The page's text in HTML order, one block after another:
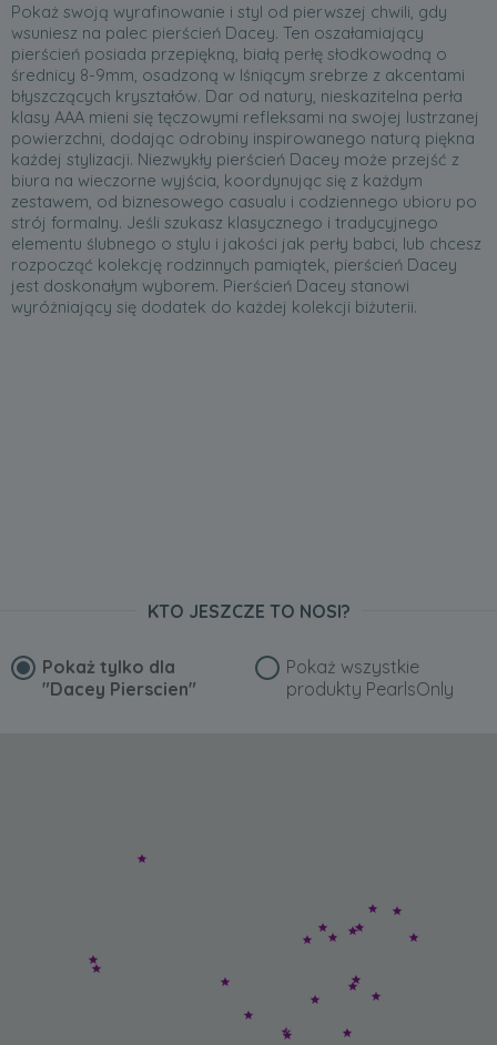
Pokaż swoją wyrafinowanie i styl od pierwszej chwili, gdy
wsuniesz na palec pierścień Dacey. Ten oszałamiający
pierścień posiada przepiękną, białą perłę słodkowodną o
średnicy 8-9mm, osadzoną w lśniącym srebrze z akcentami
błyszczących kryształów. Dar od natury, nieskazitelna perła
klasy AAA mieni się tęczowymi refleksami na swojej lustrzanej
powierzchni, dodając odrobiny inspirowanego naturą piękna
każdej stylizacji. Niezwykły pierścień Dacey może przejść z
biura na wieczorne wyjścia, koordynując się z każdym
zestawem, od biznesowego casualu i codziennego ubioru po
strój formalny. Jeśli szukasz klasycznego i tradycyjnego
elementu ślubnego o stylu i jakości jak perły babci, lub chcesz
rozpocząć kolekcję rodzinnych pamiątek, pierścień Dacey
jest doskonałym wyborem. Pierścień Dacey stanowi
wyróżniający się dodatek do każdej kolekcji biżuterii.
KTO JESZCZE TO NOSI?
Pokaż tylko dla
"Dacey Pierscien"
Pokaż wszystkie
produkty PearlsOnly